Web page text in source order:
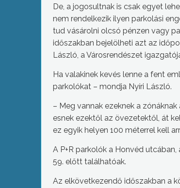
De, a jogosultnak is csak egyet
nem rendelkezik ilyen parkolási
tud vásárolni olcsó pénzen vagy
időszakban bejelölheti azt az
László, a Városrendészet
Ha valakinek kevés lenne a fent
parkolókat – mondja Nyíri László.
– Meg vannak ezeknek a
esnek ezektől az övezetektől, át
ez egyik helyen 100 méterrel kell
A P+R parkolók a Honvéd
59. előtt találhatóak.
Az elkövetkezendő időszakban a